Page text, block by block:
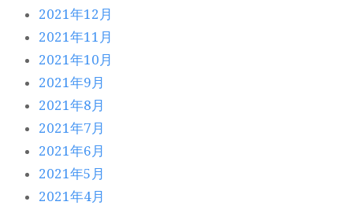
2021年12月
2021年11月
2021年10月
2021年9月
2021年8月
2021年7月
2021年6月
2021年5月
2021年4月